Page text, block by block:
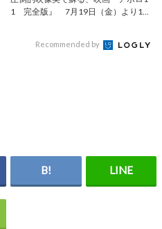
1 完全版』 7月19日（金）より109
Recommended by